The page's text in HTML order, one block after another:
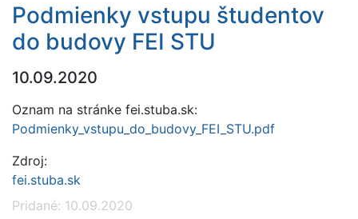
Podmienky vstupu študentov
do budovy FEI STU
10.09.2020
Oznam na stránke fei.stuba.sk:
Podmienky_vstupu_do_budovy_FEI_STU.pdf
Zdroj:
fei.stuba.sk
Pridané: 10.09.2020